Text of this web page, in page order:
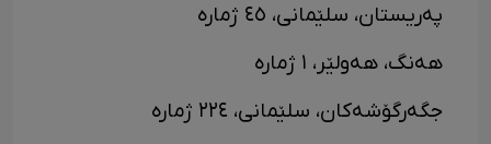
پەریستان، سلێمانی، ٤٥ ژمارە
هەنگ، هەولێر، ١ ژمارە
جگەرگۆشەکان، سلێمانی، ٢٢٤ ژمارە